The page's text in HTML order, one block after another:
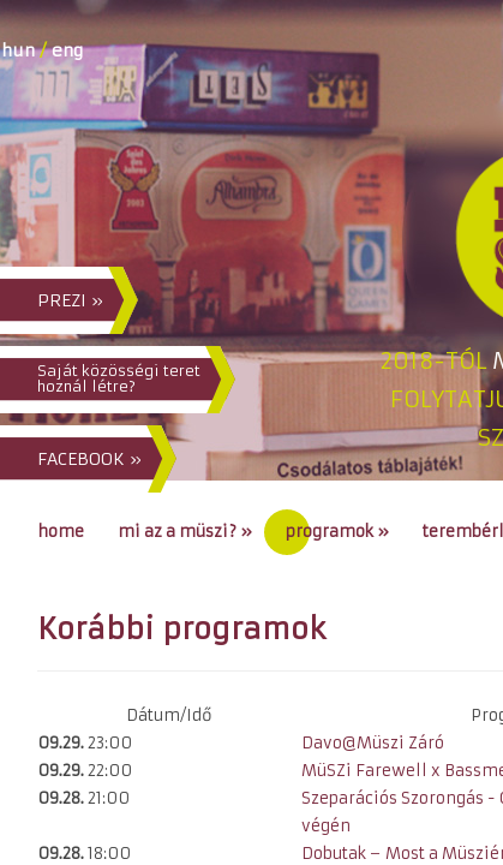
2018-TÓL
hun/eng
PREZI »
Saját közösségi teret
hoznál létre?
FACEBOOK »
home mi az a müszi? » programok»
Korábbi programok
Dátum/Idő
09.29.23:00
Davo@Müszi Záró
09.29.22:00
MüSZi Farewell x
09.28.21:00
Szeparációs Szorongás -
végén
09.28.18:00
Dobutak − Most a